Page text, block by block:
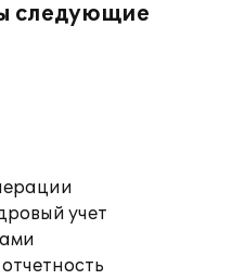
следующие
учет